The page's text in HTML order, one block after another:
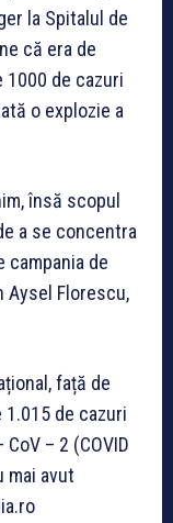
la Spitalul de
că era de
de cazuri
o explozie a
însă scopul
a se concentra
de
Aysel Florescu,
față de
de cazuri
– 2 (COVID
mai avut